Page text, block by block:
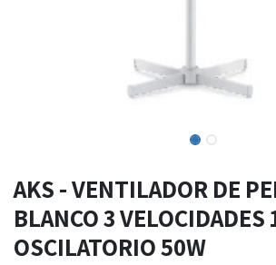
AKS - VENTILADOR DE
BLANCO 3 VELOCIDADES
OSCILATORIO 50W